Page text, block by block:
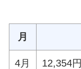
月
4月 12,354円